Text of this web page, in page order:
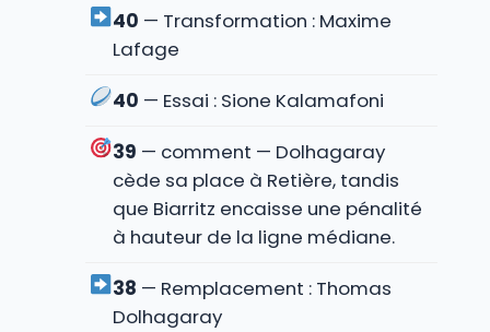
40 — Transformation : Maxime
Lafage
40 — Essai : Sione Kalamafoni
39 — comment — Dolhagaray
cède sa place à Retière, tandis
que Biarritz encaisse une pénalité
à hauteur de la ligne médiane.
38 — Remplacement : Thomas
Dolhagaray